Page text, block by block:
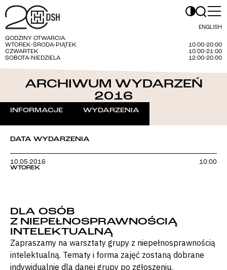
ENGLISH
GODZINY OTWARCIA:
WTOREK-ŚRODA-PIĄTEK
10:00-20:00
CZWARTEK
10:00-21:00
SOBOTA-NIEDZIELA
12:00-20:00
ARCHIWUM WYDARZEŃ
2016
INFORMACJE WYDARZENIA
DATA WYDARZENIA
10.05.2016
WTOREK
10:00
DLA OSÓB
Z NIEPEŁNOSPRAWNOŚCIĄ
INTELEKTUALNĄ
Zapraszamy na warsztaty grupy z niepełnosprawnością
intelektualną. Tematy i forma zajęć zostaną dobrane
indywidualnie dla danej grupy po zgłoszeniu.